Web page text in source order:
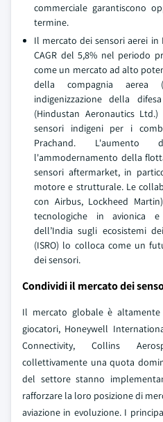
commerciale garantiscono
termine.
Il mercato dei sensori aerei in
CAGR del 5,8% nel periodo
come un mercato ad alto
della compagnia aerea
indigenizzazione della
(Hindustan Aeronautics
sensori indigeni per i
Prachand.
l'ammodernamento della
sensori aftermarket, in
motore e strutturale. Le
con Airbus, Lockheed
tecnologiche in avionica e
dell’India sugli ecosistemi
(ISRO) lo colloca come un
dei sensori.
Condividi il mercato dei
Il mercato globale è
giocatori, Honeywell
Connectivity, Collins
collettivamente una quota
del settore stanno
rafforzare la loro posizione di
aviazione in evoluzione. I